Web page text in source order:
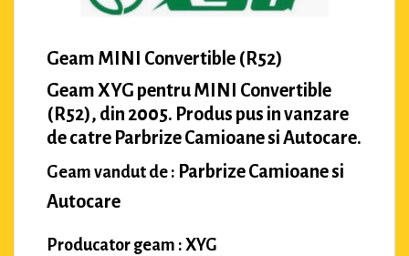
Geam MINI Convertible (R52)
Geam XYG pentru MINI Convertible
(R52), din 2005. Produs pus in vanzare
de catre Parbrize Camioane si Autocare.
Geam vandut de : Parbrize Camioane si
Autocare
Producator geam : XYG